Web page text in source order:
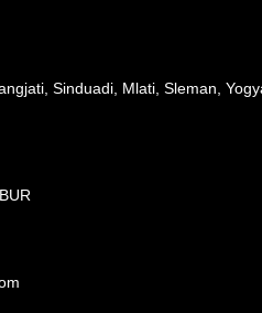
Sinduadi, Mlati, Sleman,